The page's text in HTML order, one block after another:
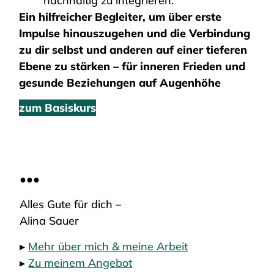
Ein hilfreicher Begleiter, um über erste
Impulse hinauszugehen und die Verbindung
zu dir selbst und anderen auf einer tieferen
Ebene zu stärken – für inneren Frieden und
gesunde Beziehungen auf Augenhöhe
zum Basiskurs
●●●
Alles Gute für dich –
Alina Sauer
▸ Mehr über mich & meine Arbeit
▸Zu meinem Angebot